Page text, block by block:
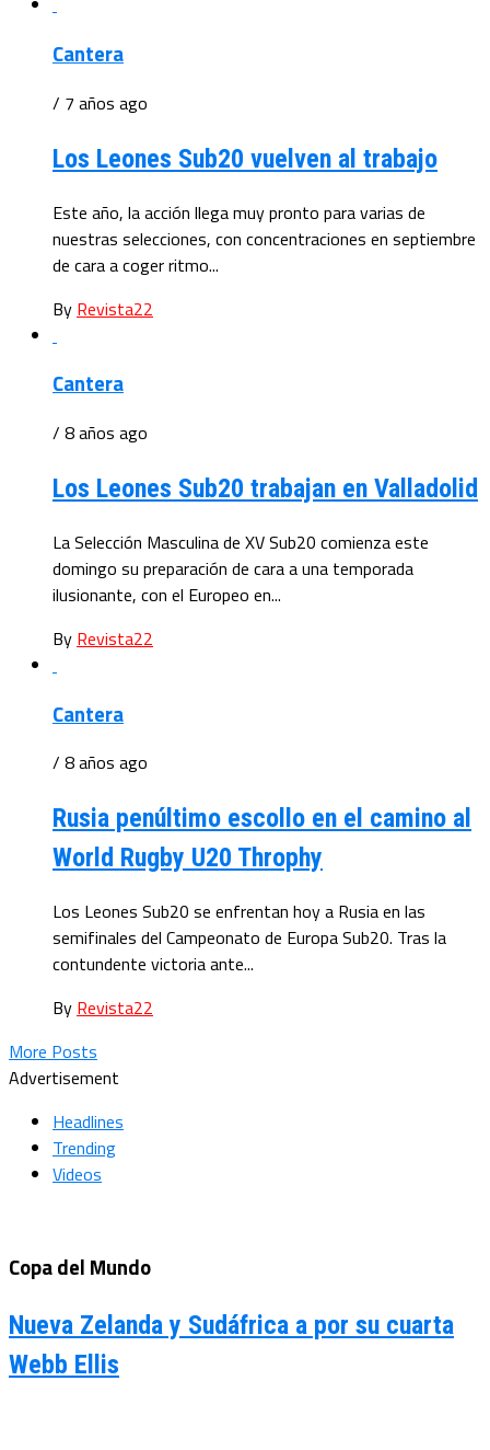
Cantera
/ 7 años ago
Los Leones Sub20 vuelven al trabajo
Este año, la acción llega muy pronto para varias de
nuestras selecciones, con concentraciones en septiembre
de cara a coger ritmo...
By Revista22
Cantera
/ 8 años ago
Los Leones Sub20 trabajan en Valladolid
La Selección Masculina de XV Sub20 comienza este
domingo su preparación de cara a una temporada
ilusionante, con el Europeo en...
By Revista22
Cantera
/ 8 años ago
Rusia penúltimo escollo en el camino al
World Rugby U20 Throphy
Los Leones Sub20 se enfrentan hoy a Rusia en las
semifinales del Campeonato de Europa Sub20. Tras la
contundente victoria ante...
By Revista22
More Posts
Advertisement
Headlines
Trending
Videos
Copa del Mundo
Nueva Zelanda y Sudáfrica a por su cuarta
Webb Ellis